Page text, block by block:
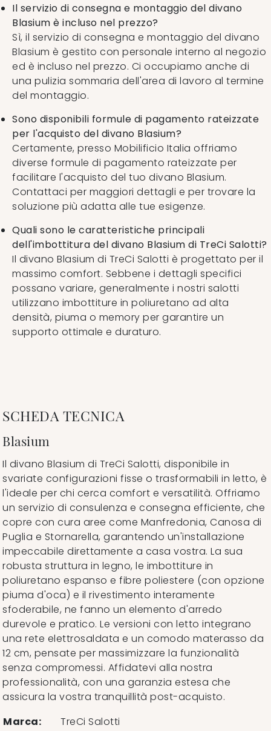
Il servizio di consegna e montaggio del divano
Blasium è incluso nel prezzo?
Sì, il servizio di consegna e montaggio del divano
Blasium è gestito con personale interno al negozio
ed è incluso nel prezzo. Ci occupiamo anche di
una pulizia sommaria dell'area di lavoro al termine
del montaggio.
Sono disponibili formule di pagamento rateizzate
per l'acquisto del divano Blasium?
Certamente, presso Mobilificio Italia offriamo
diverse formule di pagamento rateizzate per
facilitare l'acquisto del tuo divano Blasium.
Contattaci per maggiori dettagli e per trovare la
soluzione più adatta alle tue esigenze.
Quali sono le caratteristiche principali
dell'imbottitura del divano Blasium di TreCi Salotti?
Il divano Blasium di TreCi Salotti è progettato per il
massimo comfort. Sebbene i dettagli specifici
possano variare, generalmente i nostri salotti
utilizzano imbottiture in poliuretano ad alta
densità, piuma o memory per garantire un
supporto ottimale e duraturo.
SCHEDA TECNICA
Blasium
Il divano Blasium di TreCi Salotti, disponibile in
svariate configurazioni fisse o trasformabili in letto, è
l'ideale per chi cerca comfort e versatilità. Offriamo
un servizio di consulenza e consegna efficiente, che
copre con cura aree come Manfredonia, Canosa di
Puglia e Stornarella, garantendo un'installazione
impeccabile direttamente a casa vostra. La sua
robusta struttura in legno, le imbottiture in
poliuretano espanso e fibre poliestere (con opzione
piuma d'oca) e il rivestimento interamente
sfoderabile, ne fanno un elemento d'arredo
durevole e pratico. Le versioni con letto integrano
una rete elettrosaldata e un comodo materasso da
12 cm, pensate per massimizzare la funzionalità
senza compromessi. Affidatevi alla nostra
professionalità, con una garanzia estesa che
assicura la vostra tranquillità post-acquisto.
Marca:
TreCi Salotti